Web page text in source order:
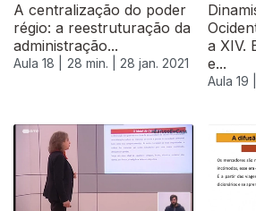
A centralização do poder
régio: a reestruturação da
administração...
Aula 18 | 28 min. | 28 jan. 2021
a XIV.
e...
Aula 19 |